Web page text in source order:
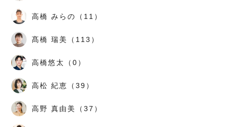
高橋 みらの（11）
髙橋 瑞美（113）
高橋悠太（0）
高松 紀恵（39）
高野 真由美（37）